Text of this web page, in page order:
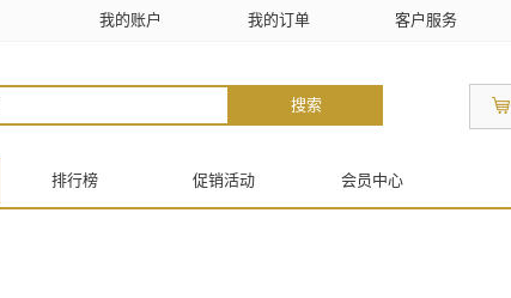
我的账户 我的订单 客户服务
搜索
排行榜 促销活动 会员中心